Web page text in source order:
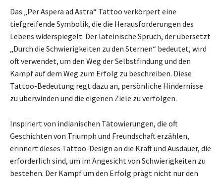
Das „Per Aspera ad Astra“ Tattoo verkörpert eine
tiefgreifende Symbolik, die die Herausforderungen des
Lebens widerspiegelt. Der lateinische Spruch, der übersetzt
„Durch die Schwierigkeiten zu den Sternen“ bedeutet, wird
oft verwendet, um den Weg der Selbstfindung und den
Kampf auf dem Weg zum Erfolg zu beschreiben. Diese
Tattoo-Bedeutung regt dazu an, persönliche Hindernisse
zu überwinden und die eigenen Ziele zu verfolgen.
Inspiriert von indianischen Tätowierungen, die oft
Geschichten von Triumph und Freundschaft erzählen,
erinnert dieses Tattoo-Design an die Kraft und Ausdauer, die
erforderlich sind, um im Angesicht von Schwierigkeiten zu
bestehen. Der Kampf um den Erfolg prägt nicht nur den